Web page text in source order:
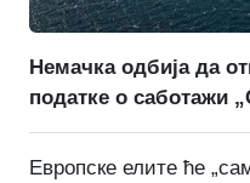
Немачка одбија да
податке о саботажи
Европске елите ће